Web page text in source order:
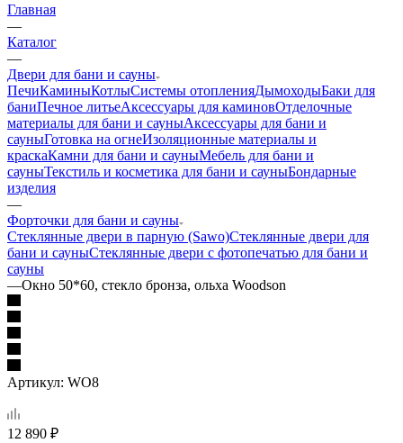
Главная
—
Каталог
—
Двери для бани и сауны
ПечиКаминыКотлыСистемы отопленияДымоходыБаки для
баниПечное литьеАксессуары для каминовОтделочные
материалы для бани и сауныАксессуары для бани и
сауныГотовка на огнеИзоляционные материалы и
краскаКамни для бани и сауныМебель для бани и
сауныТекстиль и косметика для бани и сауныБондарные
изделия
—
Форточки для бани и сауны
Стеклянные двери в парную (Sawo)Стеклянные двери для
бани и сауныСтеклянные двери с фотопечатью для бани и
сауны
—Окно 50*60, стекло бронза, ольха Woodson
Артикул: WO8
12 890 ₽